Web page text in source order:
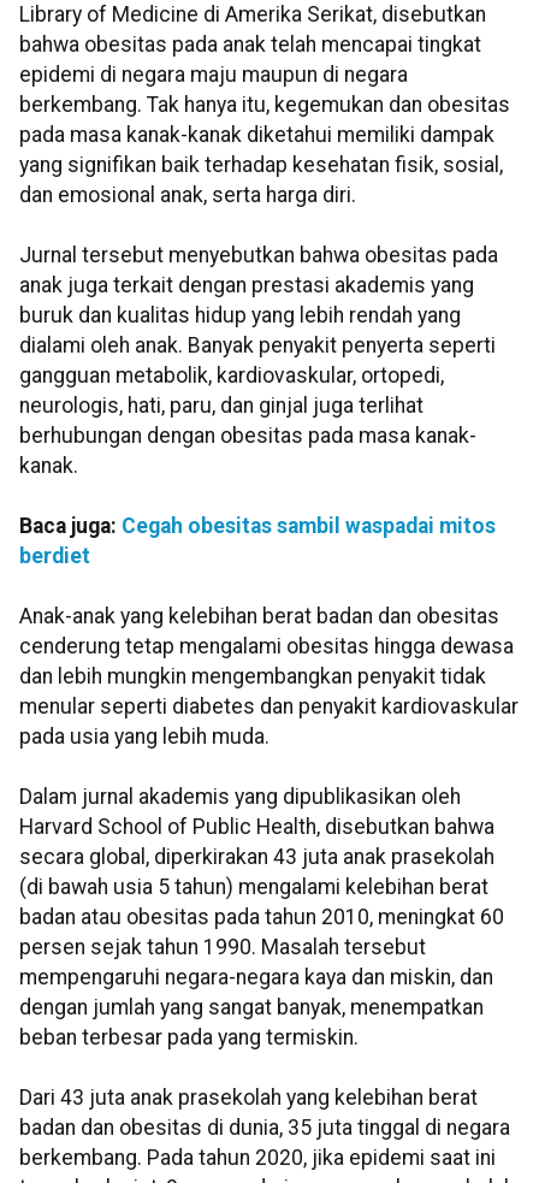
Library of Medicine di Amerika Serikat, disebutkan
bahwa obesitas pada anak telah mencapai tingkat
epidemi di negara maju maupun di negara
berkembang. Tak hanya itu, kegemukan dan obesitas
pada masa kanak-kanak diketahui memiliki dampak
yang signifikan baik terhadap kesehatan fisik, sosial,
dan emosional anak, serta harga diri.
Jurnal tersebut menyebutkan bahwa obesitas pada
anak juga terkait dengan prestasi akademis yang
buruk dan kualitas hidup yang lebih rendah yang
dialami oleh anak. Banyak penyakit penyerta seperti
gangguan metabolik, kardiovaskular, ortopedi,
neurologis, hati, paru, dan ginjal juga terlihat
berhubungan dengan obesitas pada masa kanak-
kanak.
Baca juga: Cegah obesitas sambil waspadai mitos
berdiet
Anak-anak yang kelebihan berat badan dan obesitas
cenderung tetap mengalami obesitas hingga dewasa
dan lebih mungkin mengembangkan penyakit tidak
menular seperti diabetes dan penyakit kardiovaskular
pada usia yang lebih muda.
Dalam jurnal akademis yang dipublikasikan oleh
Harvard School of Public Health, disebutkan bahwa
secara global, diperkirakan 43 juta anak prasekolah
(di bawah usia 5 tahun) mengalami kelebihan berat
badan atau obesitas pada tahun 2010, meningkat 60
persen sejak tahun 1990. Masalah tersebut
mempengaruhi negara-negara kaya dan miskin, dan
dengan jumlah yang sangat banyak, menempatkan
beban terbesar pada yang termiskin.
Dari 43 juta anak prasekolah yang kelebihan berat
badan dan obesitas di dunia, 35 juta tinggal di negara
berkembang. Pada tahun 2020, jika epidemi saat ini